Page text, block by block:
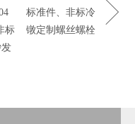
标
标准件、非标冷
镦定制螺丝螺栓